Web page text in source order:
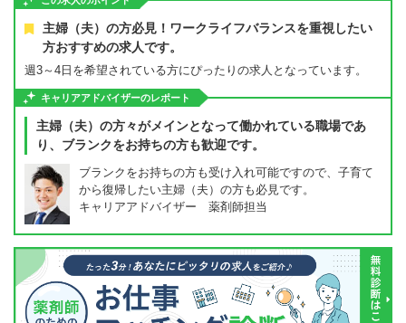
主婦（夫）の方必見！ワークライフバランスを重視したい
方おすすめの求人です。
週3～4日を希望されている方にぴったりの求人となっています。
キャリアアドバイザーのレポート
主婦（夫）の方々がメインとなって働かれている職場であ
り、ブランクをお持ちの方も歓迎です。
ブランクをお持ちの方も受け入れ可能ですので、子育て
から復帰したい主婦（夫）の方も必見です。
キャリアアドバイザー 薬剤師担当